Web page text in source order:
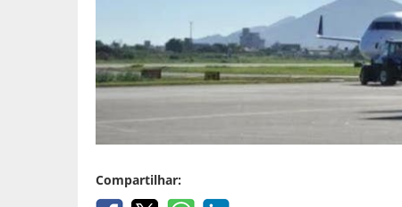
Compartilhar: